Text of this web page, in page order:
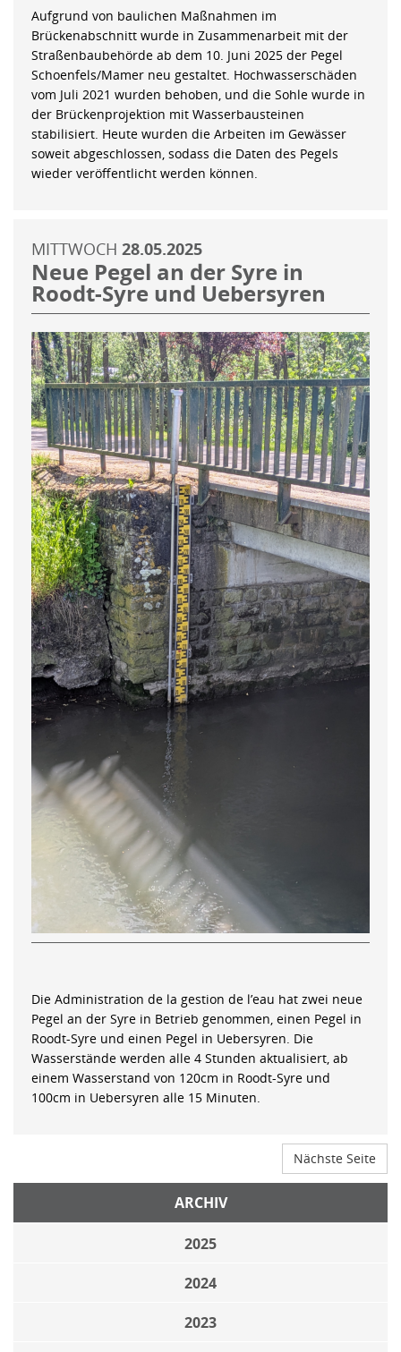
Aufgrund von baulichen Maßnahmen im
Brückenabschnitt wurde in Zusammenarbeit mit der
Straßenbaubehörde ab dem 10. Juni 2025 der Pegel
Schoenfels/Mamer neu gestaltet. Hochwasserschäden
vom Juli 2021 wurden behoben, und die Sohle wurde in
der Brückenprojektion mit Wasserbausteinen
stabilisiert. Heute wurden die Arbeiten im Gewässer
soweit abgeschlossen, sodass die Daten des Pegels
wieder veröffentlicht werden können.
MITTWOCH 28.05.2025
Neue Pegel an der Syre in
Roodt-Syre und Uebersyren
Die Administration de la gestion de l’eau hat zwei neue
Pegel an der Syre in Betrieb genommen, einen Pegel in
Roodt-Syre und einen Pegel in Uebersyren. Die
Wasserstände werden alle 4 Stunden aktualisiert, ab
einem Wasserstand von 120cm in Roodt-Syre und
100cm in Uebersyren alle 15 Minuten.
Nächste Seite
ARCHIV
2025
2024
2023